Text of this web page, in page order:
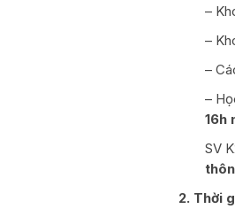
–
–
–
–
16h
SV
2. Thời